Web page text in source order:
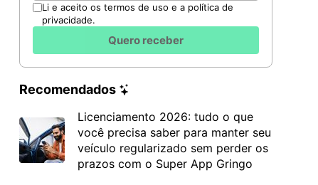
Li e aceito os termos de uso e a política de
privacidade.
Quero receber
Recomendados
Licenciamento 2026: tudo o que
você precisa saber para manter seu
veículo regularizado sem perder os
prazos com o Super App Gringo